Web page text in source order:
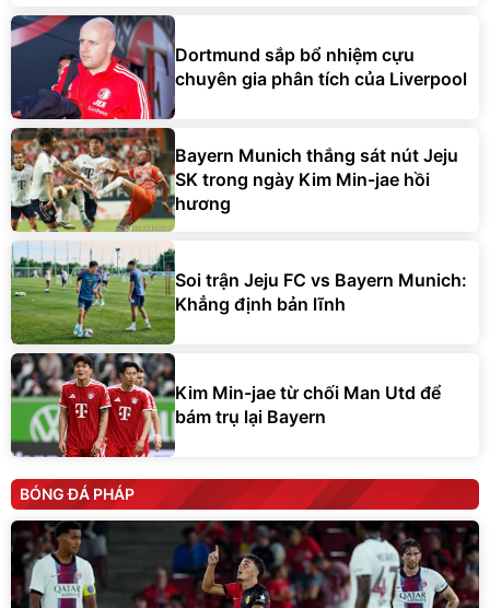
Dortmund sắp bổ nhiệm cựu
chuyên gia phân tích của Liverpool
Bayern Munich thắng sát nút Jeju
SK trong ngày Kim Min-jae hồi
hương
Soi trận Jeju FC vs Bayern Munich:
Khẳng định bản lĩnh
Kim Min-jae từ chối Man Utd để
bám trụ lại Bayern
BÓNG ĐÁ PHÁP